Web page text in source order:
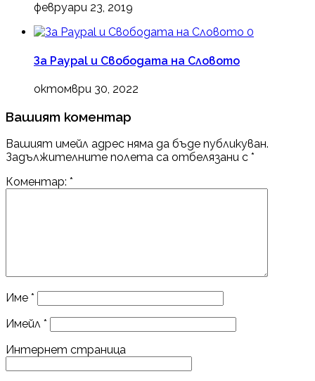
февруари 23, 2019
0
За Paypal и Свободата на Словото
октомври 30, 2022
Вашият коментар
Вашият имейл адрес няма да бъде публикуван.
Задължителните полета са отбелязани с *
Коментар: *
Име *
Имейл *
Интернет страница